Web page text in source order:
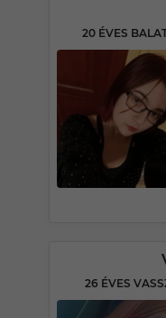
20 ÉVES
26 ÉVES